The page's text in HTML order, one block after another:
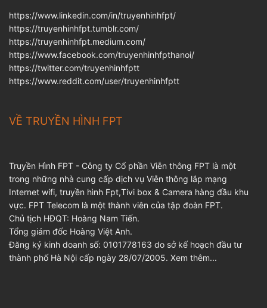
https://www.linkedin.com/in/truyenhinhfpt/
https://truyenhinhfpt.tumblr.com/
https://truyenhinhfpt.medium.com/
https://www.facebook.com/truyenhinhfpthanoi/
https://twitter.com/truyenhinhfptt
https://www.reddit.com/user/truyenhinhfptt
VỀ TRUYỀN HÌNH FPT
Truyền Hình FPT - Công ty Cổ phần Viễn thông FPT là một
trong những nhà cung cấp dịch vụ Viễn thông lắp mạng
Internet wifi, truyền hình Fpt,Tivi box & Camera hàng đầu khu
vực. FPT Telecom là một thành viên của tập đoàn FPT.
Chủ tịch HĐQT: Hoàng Nam Tiến.
Tổng giám đốc Hoàng Việt Anh.
Đăng ký kinh doanh số: 0101778163 do sở kế hoạch đầu tư
thành phố Hà Nội cấp ngày 28/07/2005. Xem thêm...